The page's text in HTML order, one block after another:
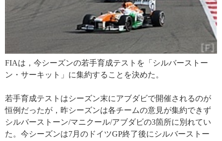
FIAは，今シーズンの若手育成テストを「シルバーストー
ン・サーキット」に集約することを決めた。
若手育成テストはシーズン末にアブダビで開催されるのが
恒例だったが，昨シーズンは各チームの意見が集約できず
シルバーストーン/マニクール/アブダビの3箇所に別れてい
た。今シーズンは7月のドイツGP終了後にシルバーストー